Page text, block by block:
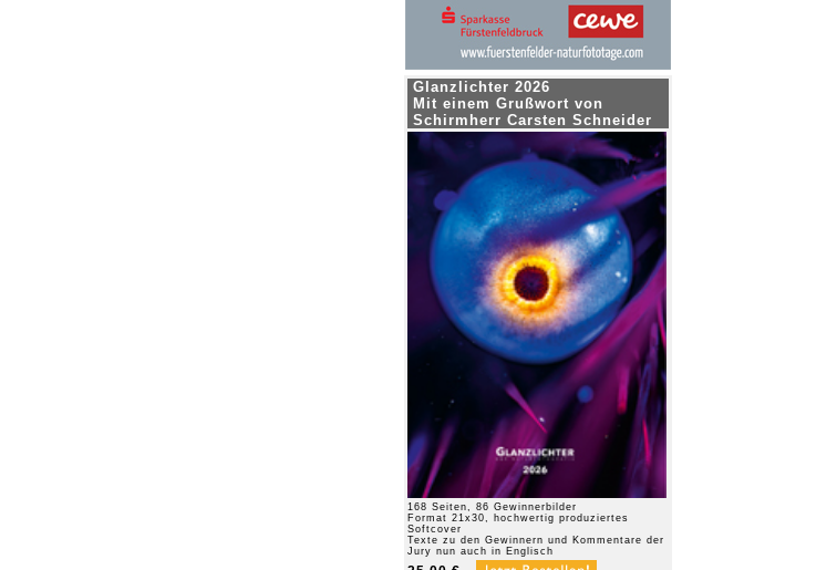
Glanzlichter 2026
Mit einem Grußwort von
Schirmherr Carsten Schneider
168 Seiten, 86 Gewinnerbilder
Format 21x30, hochwertig produziertes
Softcover
Texte zu den Gewinnern und Kommentare der
Jury nun auch in Englisch